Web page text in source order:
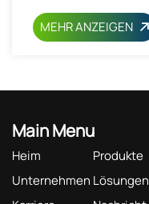
MEHR ANZEIGEN
Main Menu
Heim
Produkte
Unternehmen Lösungen